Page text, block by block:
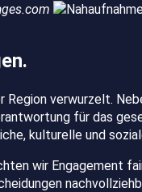
verwurzelt.
für das
kulturelle und
wir Engagement